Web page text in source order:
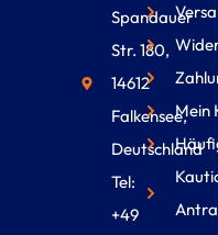
Spandauer
Str. 180,
14612
Falkensee,
Deutschland
Tel:
+49
Mein